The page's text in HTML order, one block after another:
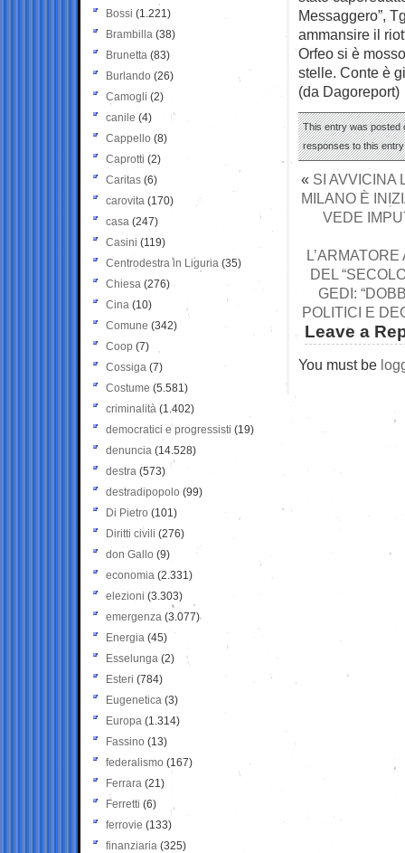
Messaggero”,
ammansire il
Orfeo si è
stelle. Conte è
(da Dagoreport)
This entry was posted
responses to this
« SI AVVICINA
MILANO È
VEDE
DEL
GEDI:
POLITICI E
Leave a
You must be
Bossi (1.221)
Brambilla (38)
Brunetta (83)
Burlando (26)
Camogli (2)
canile (4)
Cappello (8)
Caprotti (2)
Caritas (6)
carovita (170)
casa (247)
Casini (119)
Centrodestra in Liguria (35)
Chiesa (276)
Cina (10)
Comune (342)
Coop (7)
Cossiga (7)
Costume (5.581)
criminalità (1.402)
democratici e progressisti (19)
denuncia (14.528)
destra (573)
destradipopolo (99)
Di Pietro (101)
Diritti civili (276)
don Gallo (9)
economia (2.331)
elezioni (3.303)
emergenza (3.077)
Energia (45)
Esselunga (2)
Esteri (784)
Eugenetica (3)
Europa (1.314)
Fassino (13)
federalismo (167)
Ferrara (21)
Ferretti (6)
ferrovie (133)
finanziaria (325)